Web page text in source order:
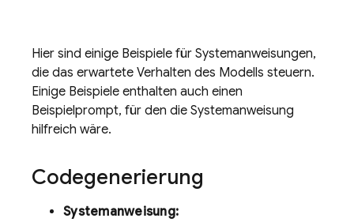
Hier sind einige Beispiele für Systemanweisungen,
die das erwartete Verhalten des Modells steuern.
Einige Beispiele enthalten auch einen
Beispielprompt, für den die Systemanweisung
hilfreich wäre.
Codegenerierung
Systemanweisung: